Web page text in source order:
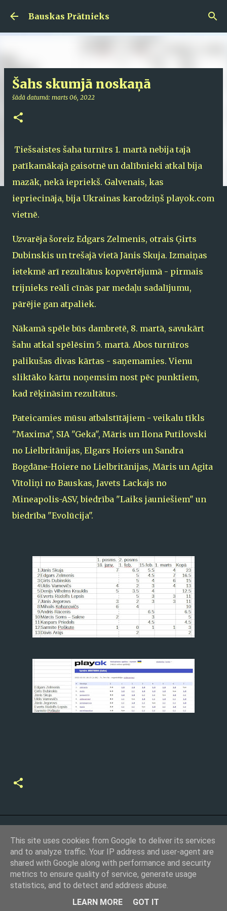
Pāriet uz galveno saturu
Bauskas Prātnieks
Šahs skumjā noskaņā
šādā datumā: marts 06, 2022
Tiešsaistes šaha turnīrs 1. martā nebija tajā
patīkamākajā gaisotnē un dalībnieki atkal bija
mazāk, nekā iepriekš. Galvenais, kas
iepriecināja, bija Ukrainas karodziņš playok.com
vietnē.
Uzvarēja šoreiz Edgars Zelmenis, otrais Ģirts
Dubinskis un trešajā vietā Jānis Skuja. Izmaiņas
ietekmē arī rezultātus kopvērtējumā - pirmais
trijnieks reāli cīnās par medaļu sadalījumu,
pārējie gan atpaliek.
Nākamā spēle būs dambretē, 8. martā, savukārt
šahu atkal spēlēsim 5. martā. Abos turnīros
palikušas divas kārtas - saņemamies. Vienu
sliktāko kārtu noņemsim nost pēc punktiem,
kad rēķināsim rezultātus.
Pateicamies mūsu atbalstītājiem - veikalu tīkls
"Maxima", SIA "Geka", Māris un Ilona Putilovski
no Lielbritānijas, Elgars Hoiers un Sandra
Bogdāne-Hoiere no Lielbritānijas, Māris un Agita
Vītoliņi no Bauskas, Javets Lackajs no
Mineapolis-ASV, biedrība "Laiks jauniešiem" un
biedrība "Evolūcija".
Nodrošina Blogger
Bauskas Prātnieks
This site uses cookies from Google to deliver its services
and to analyze traffic. Your IP address and user-agent are
shared with Google along with performance and security
metrics to ensure quality of service, generate usage
statistics, and to detect and address abuse.
LEARN MORE
GOT IT